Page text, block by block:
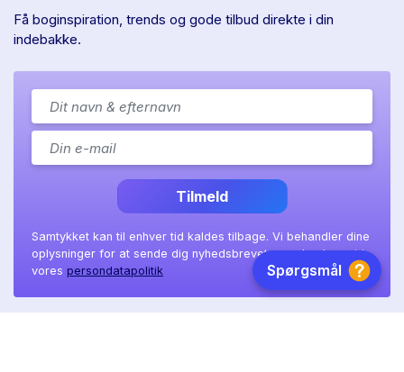
Få boginspiration, trends og gode tilbud direkte i din
indebakke.
Tilmeld
Samtykket kan til enhver tid kaldes tilbage. Vi behandler dine
oplysninger for at sende dig nyhedsbrevet, som beskrevet i
vores persondatapolitik